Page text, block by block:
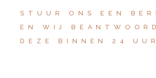
STUUR ONS EEN
EN WIJ
DEZE BINNEN 24